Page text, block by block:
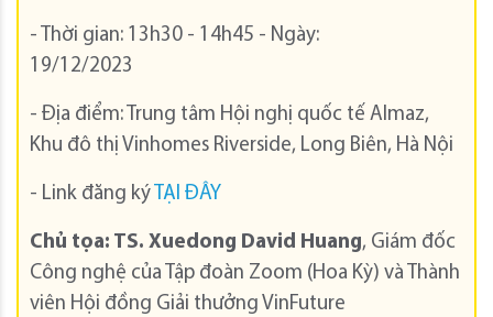
- Thời gian: 13h30 - 14h45 - Ngày:
19/12/2023
- Địa điểm: Trung tâm Hội nghị quốc tế Almaz,
Khu đô thị Vinhomes Riverside, Long Biên, Hà Nội
- Link đăng ký TẠI ĐÂY
Chủ tọa: TS. Xuedong David Huang, Giám đốc
Công nghệ của Tập đoàn Zoom (Hoa Kỳ) và Thành
viên Hội đồng Giải thưởng VinFuture